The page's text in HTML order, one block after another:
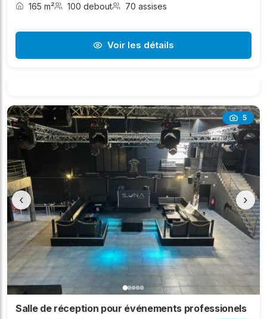
165 m² 100 debout 70 assises
Voir les détails
5
‹ ›
Salle de réception pour événements professionels